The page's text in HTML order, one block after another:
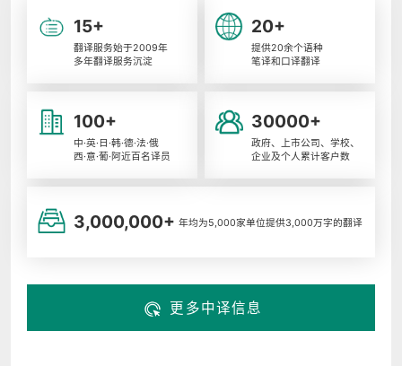
15+
翻译服务始于2009年
多年翻译服务沉淀
20+
提供20余个语种
笔译和口译翻译
100+
中·英·日·韩·德·法·俄
西·意·葡·阿近百名译员
30000+
政府、上市公司、学校、
企业及个人累计客户数
3,000,000+ 年均为5,000家单位提供3,000万字的翻译
更多中译信息